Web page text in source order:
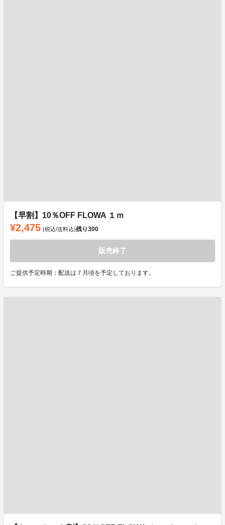
【早割】10％OFF FLOWA １ｍ
¥2,475 (税込/送料込)残り300
販売終了
ご提供予定時期：配送は７月頃を予定しております。